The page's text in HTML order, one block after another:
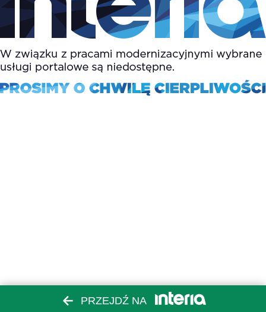
PRZEJDŹ NA